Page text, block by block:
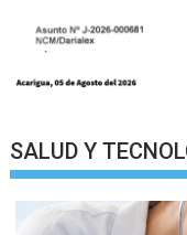
SALUD Y